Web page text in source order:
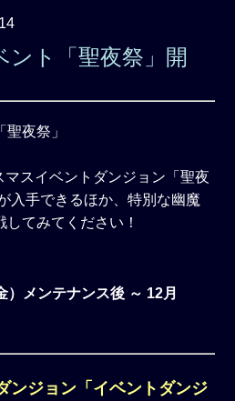
ント「聖夜祭」開
スイベントダンジョン「聖夜
入手できるほか、特別な幽魔
てみてください！
）メンテナンス後 ～ 12月
ンジョン「イベントダンジ